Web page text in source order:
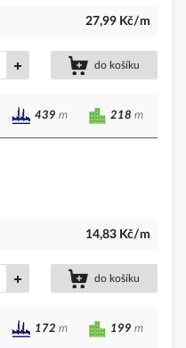
27,99 Kč/m
do košíku
218 m
439 m
14,83 Kč/m
do košíku
199 m
172 m